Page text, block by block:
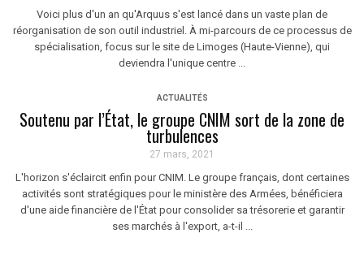
Voici plus d'un an qu'Arquus s'est lancé dans un vaste plan de
réorganisation de son outil industriel. À mi-parcours de ce processus de
spécialisation, focus sur le site de Limoges (Haute-Vienne), qui
deviendra l'unique centre ...
ACTUALITÉS
Soutenu par l’État, le groupe CNIM sort de la zone de
turbulences
27 mars, 2021
L'horizon s'éclaircit enfin pour CNIM. Le groupe français, dont certaines
activités sont stratégiques pour le ministère des Armées, bénéficiera
d'une aide financière de l'État pour consolider sa trésorerie et garantir
ses marchés à l'export, a-t-il ...